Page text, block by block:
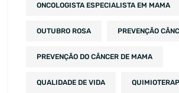
ONCOLOGISTA ESPECIALISTA EM MAMA
OUTUBRO ROSA PREVENÇÃO
PREVENÇÃO DO CÂNCER DE MAMA
QUALIDADE DE VIDA